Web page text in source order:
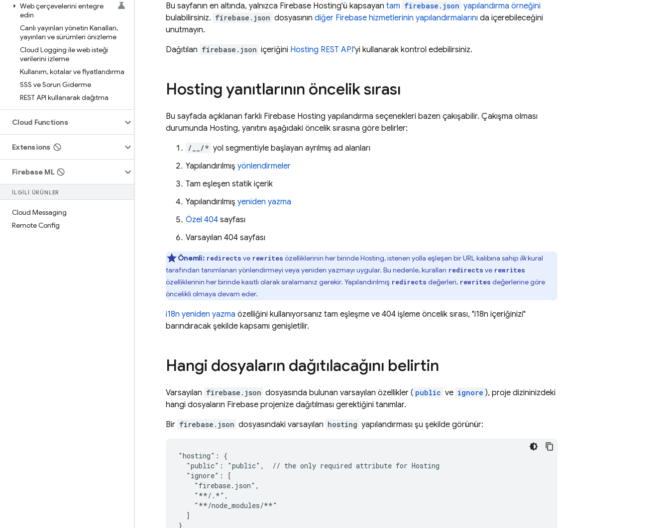
Web çerçevelerini entegre
edin
Canlı yayınları yönetin Kanalları,
yayınları ve sürümleri önizleme
Cloud Logging ile web isteği
verilerini izleme
Kullanım,kotalar ve fiyatlandırma
SSS ve Sorun Giderme
REST API kullanarak dağıtma
Cloud Functions
Extensions
Firebase ML
İLGİLİ ÜRÜNLER
Cloud Messaging
Remote Config
Bu sayfanın en altında, yalnızca Firebase Hosting'ü kapsayan tam firebase.json yapılandırma örneğini
bulabilirsiniz. firebase.json dosyasının diğer Firebase hizmetlerinin yapılandırmalarını da içerebileceğini
unutmayın.
Dağıtılan firebase.json içeriğini Hosting REST API'yi kullanarak kontrol edebilirsiniz.
Hosting yanıtlarının öncelik sırası
Bu sayfada açıklanan farklı Firebase Hosting yapılandırma seçenekleri bazen çakışabilir. Çakışma olması
durumunda Hosting, yanıtını aşağıdaki öncelik sırasına göre belirler:
/__/* yol segmentiyle başlayan ayrılmış ad alanları
Yapılandırılmış yönlendirmeler
Tam eşleşen statik içerik
Yapılandırılmış yeniden yazma
Özel 404 sayfası
Varsayılan 404 sayfası
Önemli: redirects ve rewrites özelliklerinin her birindeHosting, istenen yolla eşleşen bir URL kalıbına sahip ilkkural
tarafından tanımlanan yönlendirmeyi veya yeniden yazmayı uygular. Bu nedenle, kuralları redirects ve rewrites
özelliklerinin her birinde kasıtlı olarak sıralamanız gerekir. Yapılandırılmış redirects değerleri, rewrites değerlerine göre
öncelikli olmaya devam eder.
i18n yeniden yazma özelliğini kullanıyorsanız tam eşleşme ve 404 işleme öncelik sırası, "i18n içeriğinizi"
barındıracak şekilde kapsamı genişletilir.
Hangi dosyaların dağıtılacağını belirtin
Varsayılan firebase.json dosyasında bulunan varsayılan özellikler ( public ve ignore ), proje dizininizdeki
hangi dosyaların Firebase projenize dağıtılması gerektiğini tanımlar.
Bir firebase.json dosyasındaki varsayılan hosting yapılandırması şu şekilde görünür:
"hosting": {
  "public": "public",  // the only required attribute for
Hosting
  "ignore": [
    "firebase.json",
    "**/.*",
    "**/node_modules/**"
  ]